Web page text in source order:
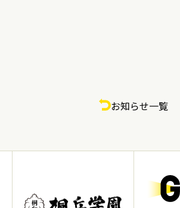
お知らせ一覧